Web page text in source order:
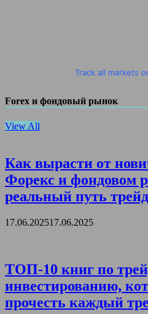
Track all markets
Forex и фондовый рынок
View All
Как вырасти от
Форекс и фондовом
реальный путь
17.06.202517.06.2025
ТОП-10 книг по
инвестированию,
прочесть каждый